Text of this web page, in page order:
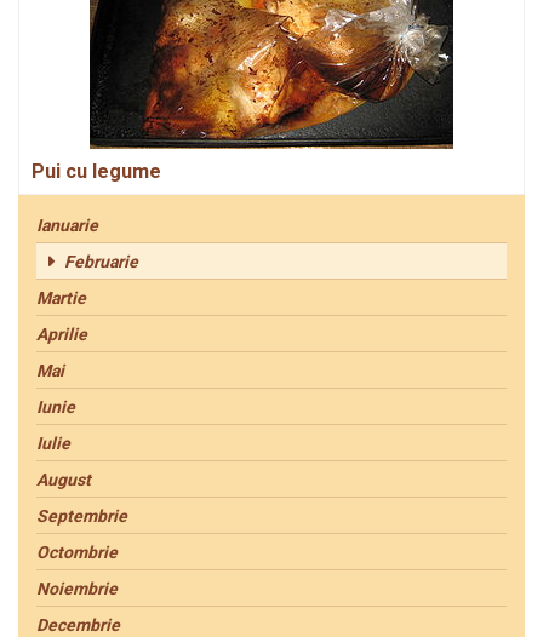
Pui cu legume
Ianuarie
Februarie
Martie
Aprilie
Mai
Iunie
Iulie
August
Septembrie
Octombrie
Noiembrie
Decembrie